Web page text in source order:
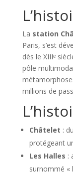
La station
Paris, s’est
dès le XIIIᵉ
pôle
millions de
Châtelet :
protégeant
Les Halles :
surnommé «